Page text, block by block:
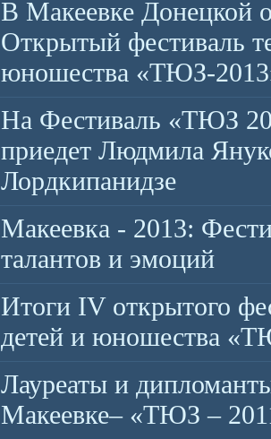
В Макеевке Донецкой
Открытый фестиваль
юношества «ТЮЗ-
На Фестиваль «ТЮЗ
приедет Людмила
Лордкипанидзе
Макеевка - 2013:
талантов и эмоций
Итоги IV открытого
детей и юношества
Лауреаты и
Макеевке– «ТЮЗ –